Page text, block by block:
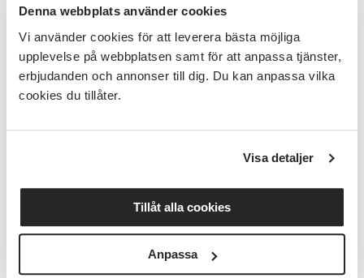
Denna webbplats använder cookies
Vi använder cookies för att leverera bästa möjliga
upplevelse på webbplatsen samt för att anpassa tjänster,
erbjudanden och annonser till dig. Du kan anpassa vilka
cookies du tillåter.
Visa detaljer
Tillåt alla cookies
Anpassa
kunskapsnivå och förutsättningar. Möjligheterna är
många och idéer flödar när vi inspirerar varandra och
delar erfarenheter. Vid kursstart kartlägger du
tillsammans med Christel din önskan och vision kring
kursen.
konsthantverkare i egen ateljé sedan 1993. Utbildad
samt Kunstakademiets Designskole linjen for
keramik och glas. Christel arbetar med keramisk
skulptur, bronsskulptur samt oljemåleri. Är medlem i
KRO, konsthantverkcentrum samt NVSK tidigare
ÖSKG. Christel har ateljé, butik och bostad i Villa Sol,